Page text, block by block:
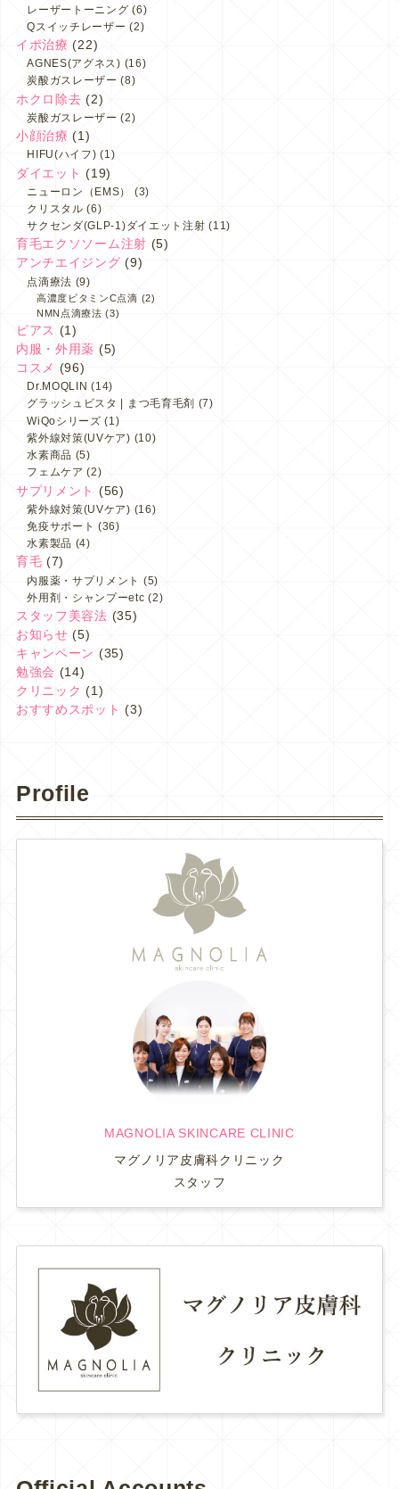
レーザートーニング (6)
Qスイッチレーザー (2)
イボ治療 (22)
AGNES(アグネス) (16)
炭酸ガスレーザー (8)
ホクロ除去 (2)
炭酸ガスレーザー (2)
小顔治療 (1)
HIFU(ハイフ) (1)
ダイエット (19)
ニューロン（EMS）
(3)
クリスタル (6)
サクセンダ(GLP-1)ダイエット注射 (11)
育毛エクソソーム注射 (5)
アンチエイジング (9)
点滴療法 (9)
高濃度ビタミンC点滴 (2)
NMN点滴療法 (3)
ピアス (1)
内服・外用薬 (5)
コスメ
(96)
Dr.MOQLIN (14)
グラッシュビスタ | まつ毛育毛剤 (7)
WiQoシリーズ (1)
紫外線対策(UVケア) (10)
水素商品 (5)
フェムケア (2)
サプリメント (56)
紫外線対策(UVケア) (16)
免疫サポート (36)
水素製品 (4)
育毛 (7)
内服薬・サプリメント (5)
外用剤・シャンプーetc (2)
スタッフ美容法 (35)
お知らせ (5)
キャンペーン (35)
勉強会 (14)
クリニック (1)
おすすめスポット (3)
Profile
MAGNOLIA SKINCARE CLINIC
マグノリア皮膚科クリニック
スタッフ